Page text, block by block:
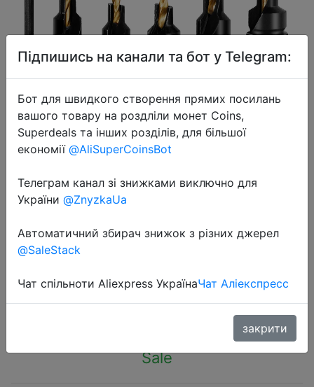
Good Price 5pcs Countersink Drill
Woodworking Drill Bit Set Drilling
Pilot Holes For Screw Sizes #5 #6 #8
#10 #12
$3.35
Sale
Підпишись на канали та бот у Telegram:
Бот для швидкого створення прямих посилань
вашого товару на роздліли монет Coins,
Superdeals та інших розділів, для більшої
економії @AliSuperCoinsBot
Телеграм канал зі знижками виключно для
України @ZnyzkaUa
Автоматичний збирач знижок з різних джерел
@SaleStack
Чат спільноти Aliexpress УкраїнаЧат Аліекспресс
закрити